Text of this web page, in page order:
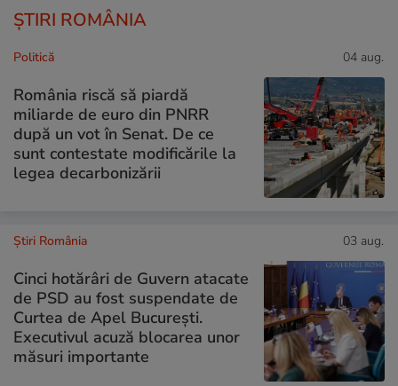
ȘTIRI ROMÂNIA
Politică 04 aug.
România riscă să piardă
miliarde de euro din PNRR
după un vot în Senat. De ce
sunt contestate modificările la
legea decarbonizării
Știri România 03 aug.
Cinci hotărâri de Guvern atacate
de PSD au fost suspendate de
Curtea de Apel București.
Executivul acuză blocarea unor
măsuri importante